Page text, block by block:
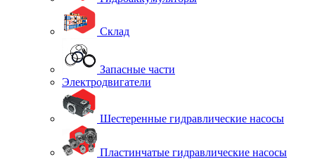
Склад
Запасные части
Электродвигатели
Шестеренные гидравлические насосы
Пластинчатые гидравлические насосы